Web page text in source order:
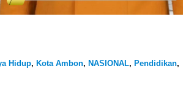
Hidup, Kota Ambon, NASIONAL, Pendidikan,